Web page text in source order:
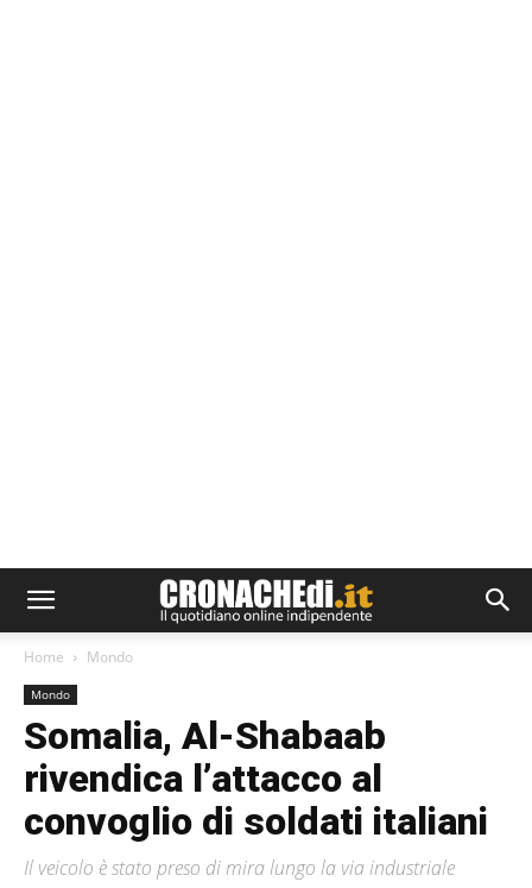
Home Mondo
Mondo
Somalia, Al-Shabaab
rivendica l’attacco al
convoglio di soldati italiani
Il veicolo è stato preso di mira lungo la via industriale